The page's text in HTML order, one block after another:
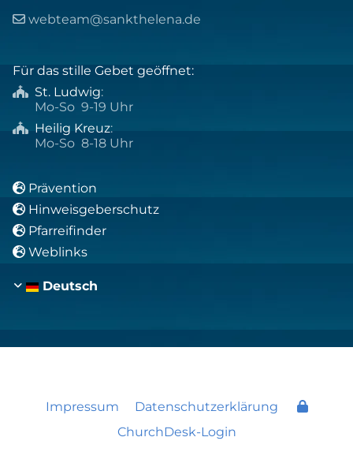
 webteam@sankthelena.de
Für das stille Gebet geöffnet:
 St. Ludwig:
Mo-So 9-19 Uhr
 Heilig Kreuz:
Mo-So 8-18 Uhr
 Prävention
 Hinweisgeberschutz
 Pfarreifinder
 Weblinks
Deutsch
Impressum
Datenschutzerklärung
ChurchDesk-Login